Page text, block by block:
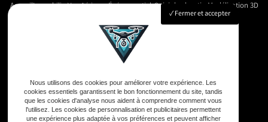
AccueilImmobilierVue AérienneÉvénementielsSuivi de chantier Modélisation 3D
Contact
Adresse
33590 Vensac
Fermer et accepter
Nous utilisons des cookies pour améliorer votre expérience. Les
cookies essentiels garantissent le bon fonctionnement du site, tandis
que les cookies d'analyse nous aident à comprendre comment vous
l'utilisez. Les cookies de personnalisation et publicitaires permettent
une expérience plus adaptée à vos préférences et peuvent afficher